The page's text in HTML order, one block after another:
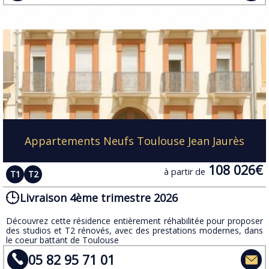
Appartements Neufs Toulouse Jean Jaurès
T1 T2 à partir de 108 026€
Livraison 4ème trimestre 2026
​Découvrez cette résidence entièrement réhabilitée pour proposer
des studios et T2 rénovés, avec des prestations modernes, dans
le coeur battant de Toulouse
05 82 95 71 01